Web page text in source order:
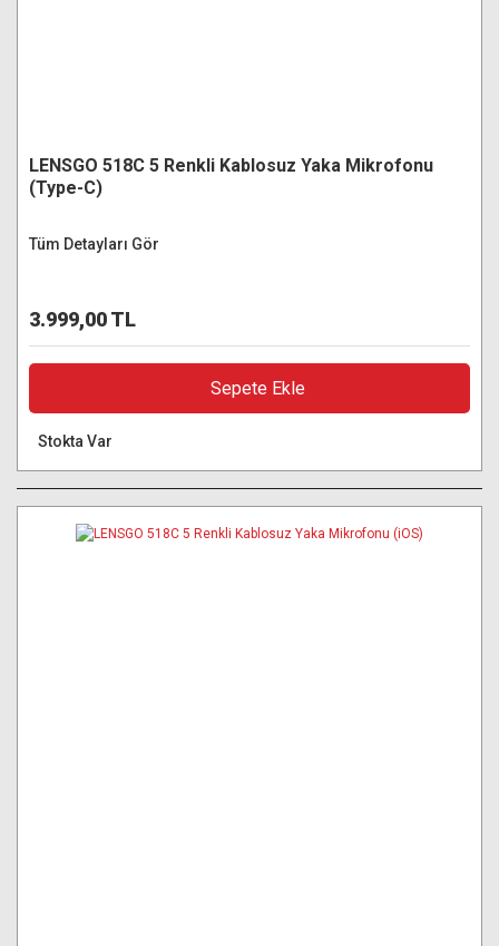
LENSGO 518C 5 Renkli Kablosuz Yaka Mikrofonu
(Type-C)
Tüm Detayları Gör
3.999,00 TL
Sepete Ekle
Stokta Var